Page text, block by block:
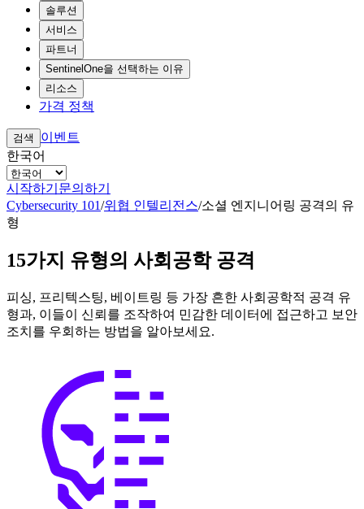
솔루션
서비스
파트너
SentinelOne을 선택하는 이유
리소스
가격 정책
검색
이벤트
한국어
시작하기 문의하기
Cybersecurity 101/위협 인텔리전스/소셜 엔지니어링 공격의 유
형
15가지 유형의 사회공학 공격
피싱, 프리텍스팅, 베이트링 등 가장 흔한 사회공학적 공격 유
형과, 이들이 신뢰를 조작하여 민감한 데이터에 접근하고 보안
조치를 우회하는 방법을 알아보세요.